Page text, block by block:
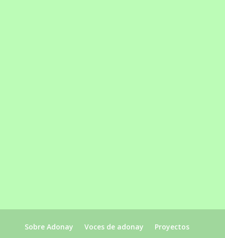
Sobre Adonay Voces de adonay Proyectos